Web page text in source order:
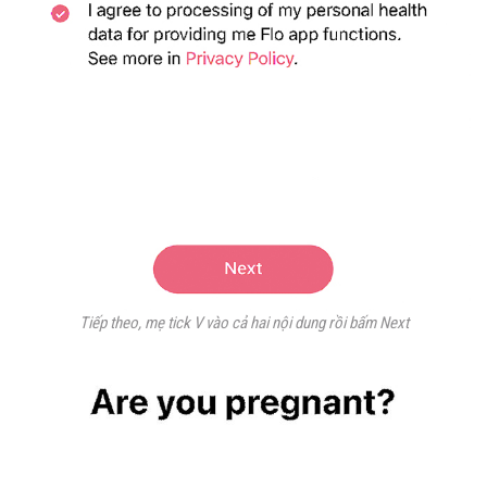
Tiếp theo, mẹ tick V vào cả hai nội dung rồi bấm Next